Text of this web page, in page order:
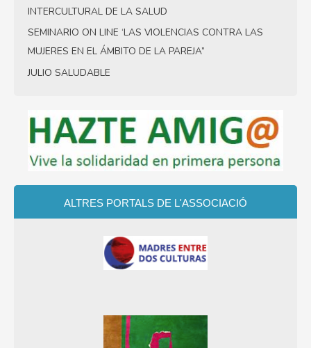
INTERCULTURAL DE LA SALUD
SEMINARIO ON LINE ‘LAS VIOLENCIAS CONTRA LAS
MUJERES EN EL ÁMBITO DE LA PAREJA”
JULIO SALUDABLE
ALTRES PORTALS DE L'ASSOCIACIÓ